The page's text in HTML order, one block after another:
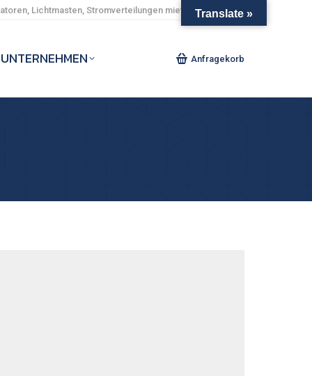
Lichtmasten, Stromverteilungen mieten und kaufen.
UNTERNEHMEN Anfragekorb
Translate »